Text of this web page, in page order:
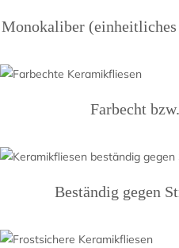
Monokaliber
Farbecht
Beständig gegen